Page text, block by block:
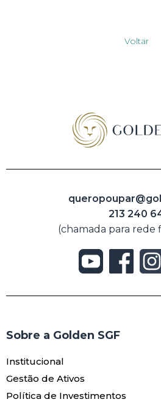
Voltar
213 240
(chamada para rede
Sobre a Golden SGF
Institucional
Gestão de Ativos
Política de Investimentos